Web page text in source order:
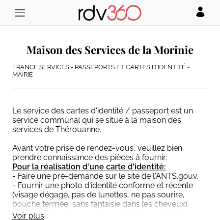
Maison des Services de la Morinie
FRANCE SERVICES - PASSEPORTS ET CARTES D'IDENTITÉ -
MAIRIE
Le service des cartes d'identité / passeport est un
service communal qui se situe à la maison des
services de Thérouanne.
Avant votre prise de rendez-vous, veuillez bien
prendre connaissance des pièces à fournir:
Pour la réalisation d'une carte d'identité:
- Faire une pré-demande sur le site de l'ANTS.gouv.
- Fournir une photo d'identité conforme et récente
(visage dégagé, pas de lunettes, ne pas sourire,
bouche fermée, sans fantaisie dans les cheveux).
- Un acte de naissance de moins de 3 mois (si vous
Voir plus